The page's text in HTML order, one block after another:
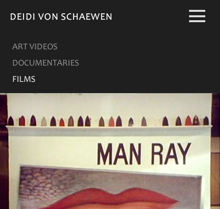
DEIDI VON SCHAEWEN
DEIDI VON SCHAEWEN
ART VIDEOS
DOCUMENTARIES
FILMS